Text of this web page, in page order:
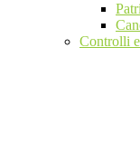
Controlli